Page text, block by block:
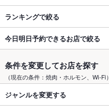
ランキングで絞る
今日明日予約できるお店で絞る
条件を変更してお店を探す
（現在の条件：焼肉・ホルモン、Wi-Fi）
ジャンルを変更する